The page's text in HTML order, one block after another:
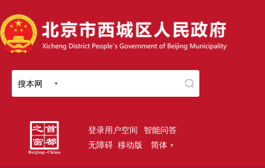
搜本网
登录用户空间 智能问答
无障碍 移动版 简体